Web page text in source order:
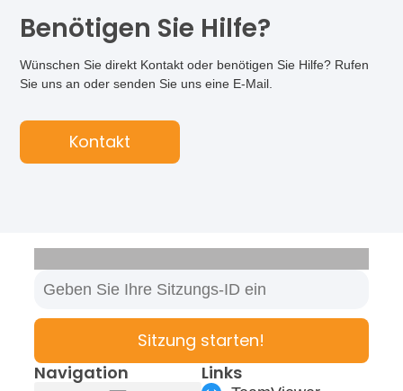
Benötigen Sie Hilfe?
Wünschen Sie direkt Kontakt oder benötigen Sie Hilfe? Rufen
Sie uns an oder senden Sie uns eine E-Mail.
Kontakt
Navigation Links
Sitzung starten!